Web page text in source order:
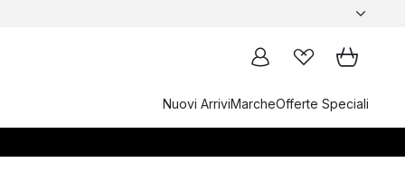
Nuovi ArriviMarcheOfferte Speciali